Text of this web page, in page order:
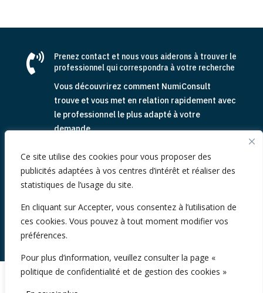
Ce site utilise des cookies pour vous proposer des
publicités adaptées à vos centres d’intérêt et réaliser des
statistiques de l’usage du site.
En cliquant sur Accepter, vous consentez à l’utilisation de
ces cookies. Vous pouvez à tout moment modifier vos
préférences.
Pour plus d’information, veuillez consulter la page «
politique de confidentialité et de gestion des cookies »

Prenez contact et nous vous aiderons à trouver le
professionnel qui correspondra à votre recherche
Vous découvrirez comment NumiConsult
trouve et vous met en relation rapidement avec
le professionnel le plus adapté à votre
demande
Contactez-nous dès aujourd’hui pour en savoir
plus sur notre process de qualification et de
mise en relation.
Parlez-nous de votre recherche